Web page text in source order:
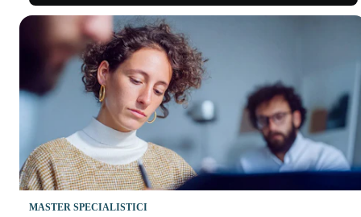
MASTER SPECIALISTICI